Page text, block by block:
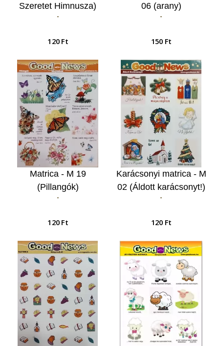
Szeretet Himnusza)
-
120 Ft
06 (arany)
-
150 Ft
Matrica - M 19
(Pillangók)
-
120 Ft
Karácsonyi matrica - M
02 (Áldott karácsonyt!)
-
120 Ft